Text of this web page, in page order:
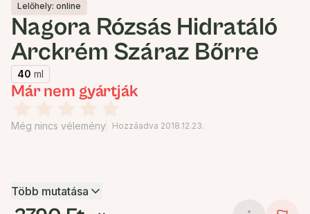
Lelőhely: online
Nagora Rózsás Hidratáló
Arckrém Száraz Bőrre
40 ml
Már nem gyártják
Még nincs vélemény Hozzáadva 2018.12.23.
Több mutatása